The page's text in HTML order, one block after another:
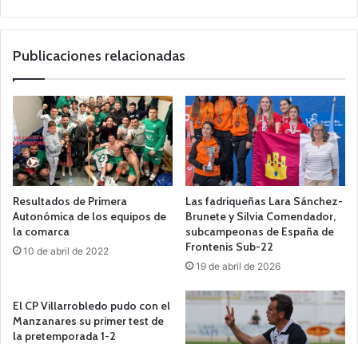
Publicaciones relacionadas
Resultados de Primera
Autonómica de los equipos de
la comarca
10 de abril de 2022
Las fadriqueñas Lara Sánchez-
Brunete y Silvia Comendador,
subcampeonas de España de
Frontenis Sub-22
19 de abril de 2026
El CP Villarrobledo pudo con el
Manzanares su primer test de
la pretemporada 1-2